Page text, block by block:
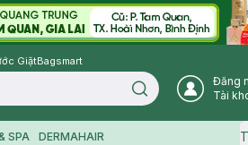
GiặtBagsmart
Search icon
Đăng
Tài
SPA DERMAHAIR